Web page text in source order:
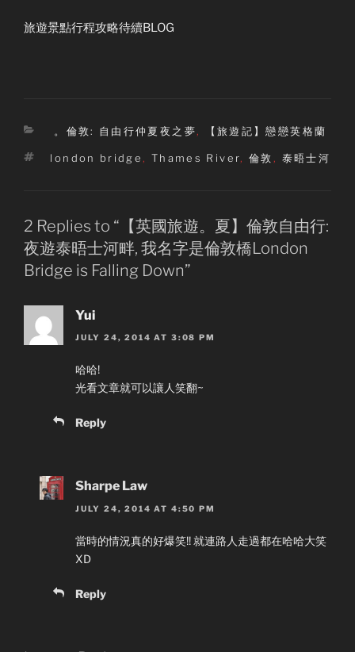
旅遊景點行程攻略待續BLOG
Categories
。倫敦: 自由行仲夏夜之夢, 【旅遊記】戀戀英格蘭
Tags
london bridge , Thames River,倫敦 , 泰晤士河
2 Replies to “【英國旅遊。夏】倫敦自由行:
夜遊泰晤士河畔, 我名字是倫敦橋London
Bridge is Falling Down”
Yui
JULY 24, 2014 AT 3:08 PM
哈哈!
光看文章就可以讓人笑翻~
Reply
Sharpe Law
JULY 24, 2014 AT 4:50 PM
當時的情況真的好爆笑!! 就連路人走過都在哈哈大笑
XD
Reply